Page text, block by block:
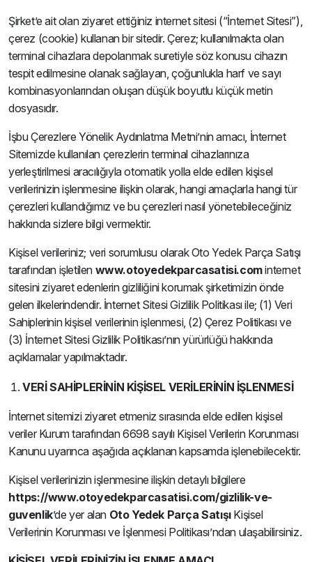
Şirket’e ait olan ziyaret ettiğiniz internet sitesi (“İnternet Sitesi”),
çerez (cookie) kullanan bir sitedir. Çerez; kullanılmakta olan
terminal cihazlara depolanmak suretiyle söz konusu cihazın
tespit edilmesine olanak sağlayan, çoğunlukla harf ve sayı
kombinasyonlarından oluşan düşük boyutlu küçük metin
dosyasıdır.
İşbu Çerezlere Yönelik Aydınlatma Metni’nin amacı, İnternet
Sitemizde kullanılan çerezlerin terminal cihazlarınıza
yerleştirilmesi aracılığıyla otomatik yolla elde edilen kişisel
verilerinizin işlenmesine ilişkin olarak, hangi amaçlarla hangi tür
çerezleri kullandığımız ve bu çerezleri nasıl yönetebileceğiniz
hakkında sizlere bilgi vermektir.
Kişisel verileriniz; veri sorumlusu olarak Oto Yedek Parça Satışı
tarafından işletilen www.otoyedekparcasatisi.cominternet
sitesini ziyaret edenlerin gizliliğini korumak şirketimizin önde
gelen ilkelerindendir. İnternet Sitesi Gizlilik Politikası ile; (1) Veri
Sahiplerinin kişisel verilerinin işlenmesi, (2) Çerez Politikası ve
(3) İnternet Sitesi Gizlilik Politikası’nın yürürlüğü hakkında
açıklamalar yapılmaktadır.
VERİ SAHİPLERİNİN KİŞİSEL VERİLERİNİN İŞLENMESİ
İnternet sitemizi ziyaret etmeniz sırasında elde edilen kişisel
veriler Kurum tarafından 6698 sayılı Kişisel Verilerin Korunması
Kanunu uyarınca aşağıda açıklanan kapsamda işlenebilecektir.
Kişisel verilerinizin işlenmesine ilişkin detaylı bilgilere
https://www.otoyedekparcasatisi.com/gizlilik-ve-
guvenlik’de yer alan Oto Yedek Parça SatışıKişisel
Verilerinin Korunması ve İşlenmesi Politikası’ndan ulaşabilirsiniz.